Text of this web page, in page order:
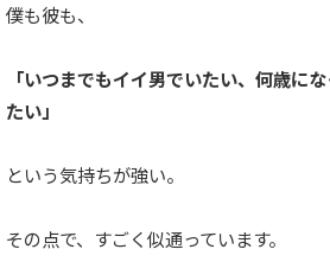
僕も彼も、
「いつまでもイイ男でいたい、何歳に
たい」
という気持ちが強い。
その点で、すごく似通っています。